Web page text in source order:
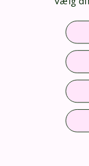
Nem og sikker